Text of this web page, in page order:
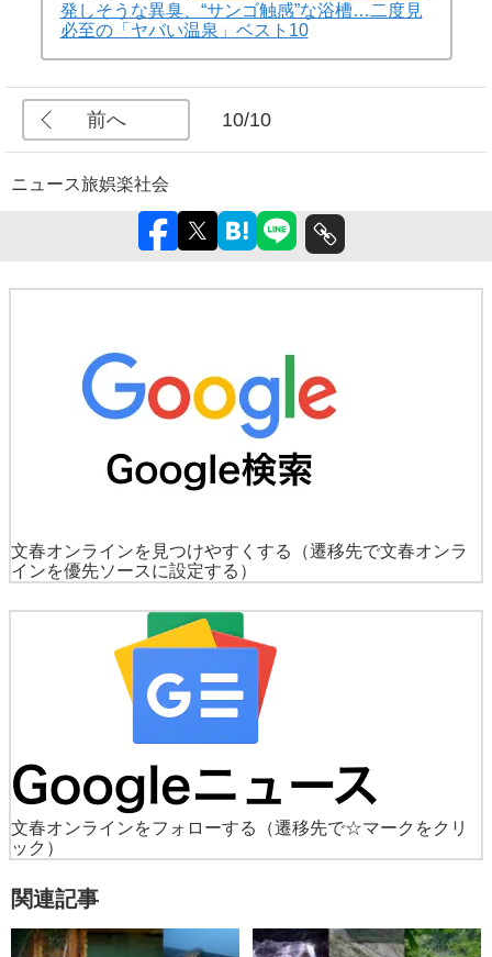
発しそうな異臭、“サンゴ触感”な浴槽…二度見
必至の「ヤバい温泉」ベスト10
前へ 10/10
ニュース旅娯楽社会
文春オンラインを見つけやすくする
（遷移先で文春オンラ
インを優先ソースに設定する）
文春オンラインをフォローする
（遷移先で☆マークをクリ
ック）
関連記事